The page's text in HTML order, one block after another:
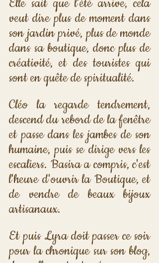
Elle sait que l'été arrive, cela
veut dire plus de moment dans
son jardin privé, plus de monde
dans sa boutique, donc plus de
créativité, et des touristes qui
sont en quête de spiritualité.
Cléo la regarde tendrement,
descend du rebord de la fenêtre
et passe dans les jambes de son
humaine, puis se dirige vers les
escaliers. Basira a compris, c'est
l'heure d'ouvrir la Boutique, et
de vendre de beaux bijoux
artisanaux.
Et puis Lyra doit passer ce soir
pour la chronique sur son blog,